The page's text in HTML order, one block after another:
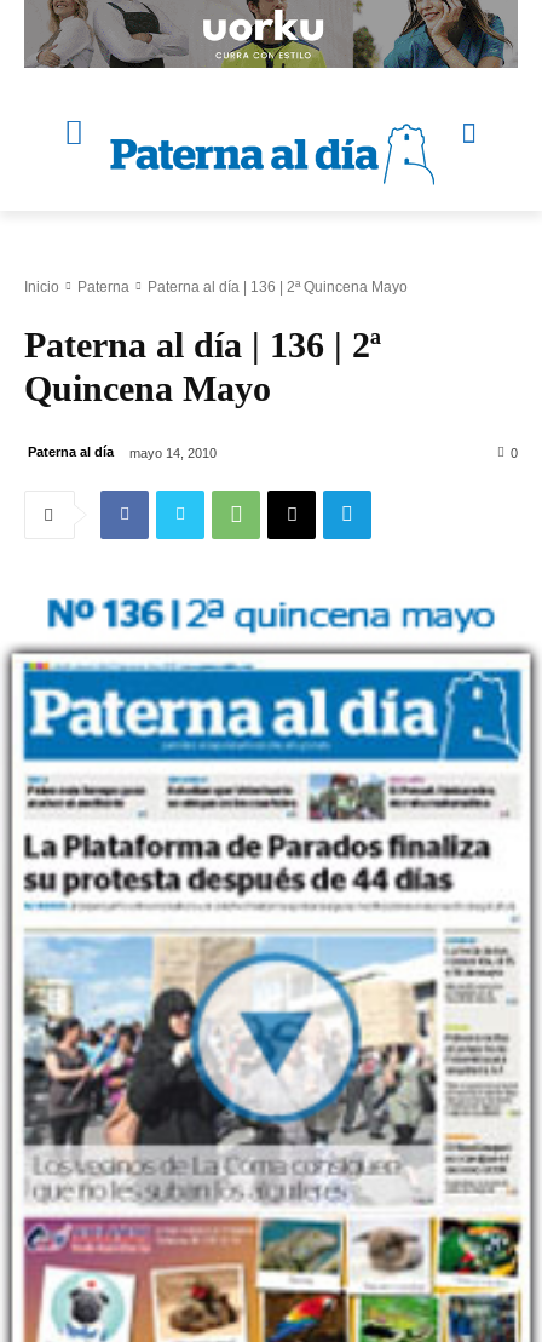
Inicio Paterna Paterna al día | 136 | 2ª Quincena Mayo
Paterna al día | 136 | 2ª
Quincena Mayo
Paterna al día mayo 14, 2010 0